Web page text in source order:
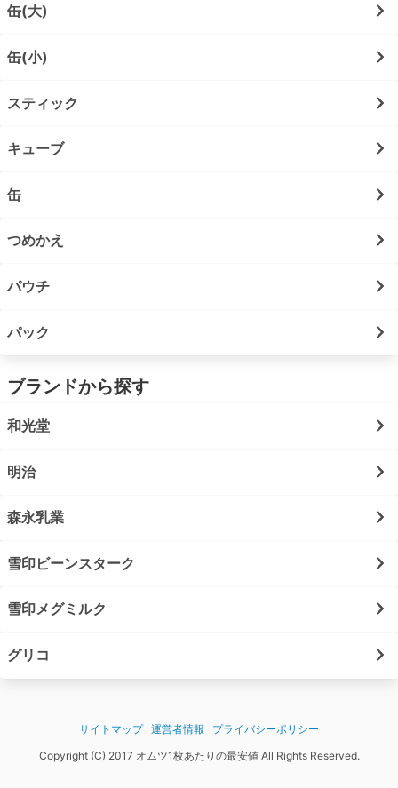
缶(大)
缶(小)
スティック
キューブ
缶
つめかえ
パウチ
パック
ブランドから探す
和光堂
明治
森永乳業
雪印ビーンスターク
雪印メグミルク
グリコ
サイトマップ 運営者情報
プライバシーポリシー
Copyright (C) 2017 オムツ1枚あたりの最安値 All Rights Reserved.